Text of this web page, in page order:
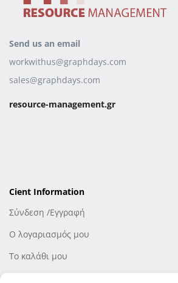
Send us an email
workwithus@graphdays.com
sales@graphdays.com
resource-management.gr
Cient Information
Σύνδεση /Εγγραφή
Ο λογαριασμός μου
Το καλάθι μου